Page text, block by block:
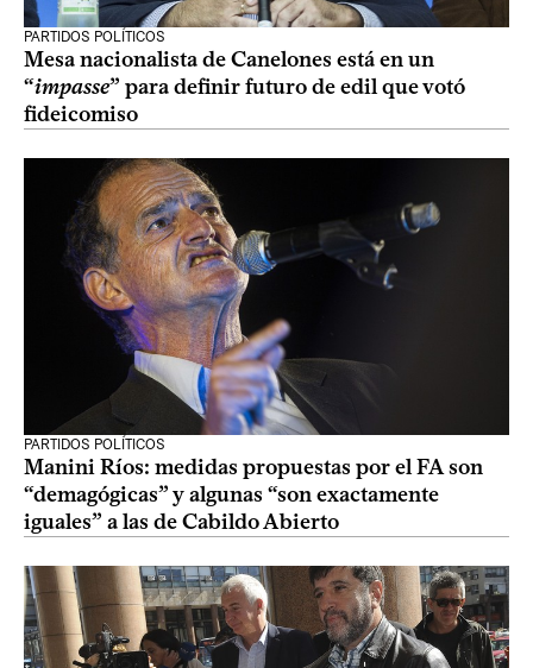
PARTIDOS POLÍTICOS
Mesa nacionalista de Canelones está en un
“impasse” para definir futuro de edil que votó
fideicomiso
PARTIDOS POLÍTICOS
Manini Ríos: medidas propuestas por el FA son
“demagógicas” y algunas “son exactamente
iguales” a las de Cabildo Abierto